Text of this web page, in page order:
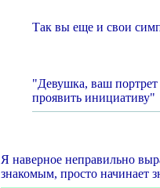
Так вы еще и свои
"Девушка, ваш портрет
проявить инициативу"
Я наверное неправильно
знакомым, просто начинает